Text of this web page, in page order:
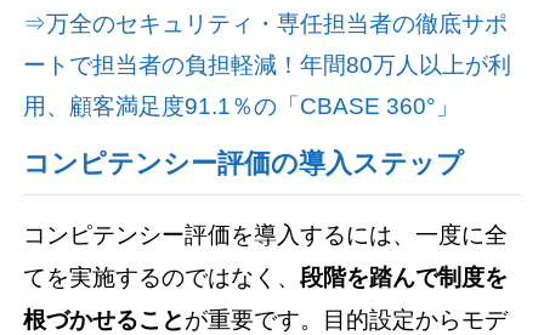
⇒万全のセキュリティ・専任担当者の徹底サポ
ートで担当者の負担軽減！年間80万人以上が利
用、顧客満足度91.1％の「CBASE 360°」
コンピテンシー評価の導入ステップ
コンピテンシー評価を導入するには、一度に全
てを実施するのではなく、段階を踏んで制度を
根づかせることが重要です。目的設定からモデ